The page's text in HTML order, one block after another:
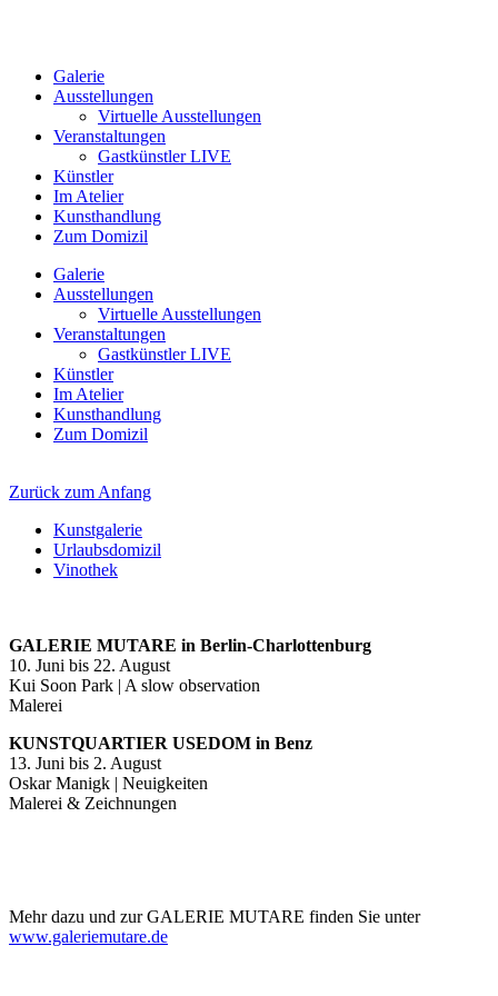
Galerie
Ausstellungen
Virtuelle Ausstellungen
Veranstaltungen
Gastkünstler LIVE
Künstler
Im Atelier
Kunsthandlung
Zum Domizil
Galerie
Ausstellungen
Virtuelle Ausstellungen
Veranstaltungen
Gastkünstler LIVE
Künstler
Im Atelier
Kunsthandlung
Zum Domizil
Zurück zum Anfang
Kunstgalerie
Urlaubsdomizil
Vinothek
GALERIE MUTARE in Berlin-Charlottenburg
10. Juni bis 22. August
Kui Soon Park | A slow observation
Malerei
KUNSTQUARTIER USEDOM in Benz
13. Juni bis 2. August
Oskar Manigk | Neuigkeiten
Malerei & Zeichnungen
Mehr dazu und zur GALERIE MUTARE finden Sie unter
www.galeriemutare.de